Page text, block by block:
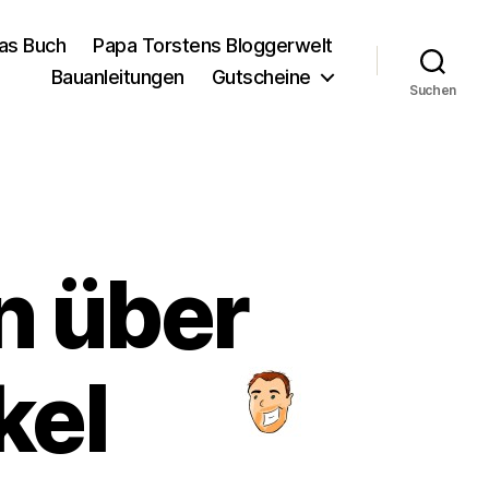
Buch
Papa Torstens Bloggerwelt
Bauanleitungen
Gutscheine
Suchen
über